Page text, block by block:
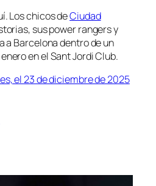
Los chicos deCiudad
suspower rangersy
a Barcelona dentro de un
en el Sant Jordi Club.
el 23 de diciembre de 2025